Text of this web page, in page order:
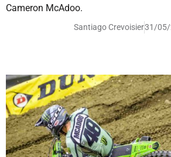
Cameron McAdoo.
Santiago Crevoisier31/05/